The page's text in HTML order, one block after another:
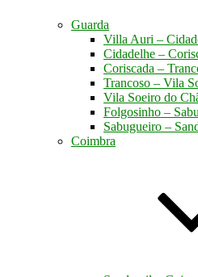
Guarda
Villa Auri –
Cidadelhe –
Coriscada –
Trancoso – Vila
Vila Soeiro do
Folgosinho –
Sabugueiro –
Coimbra